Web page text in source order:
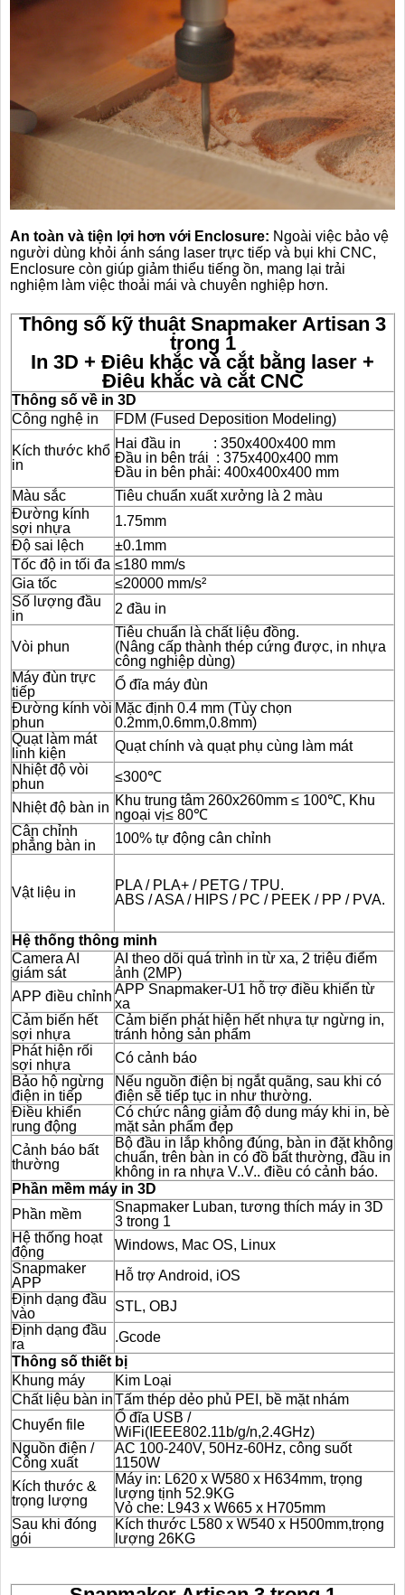
An toàn và tiện lợi hơn với Enclosure: Ngoài việc bảo vệ
người dùng khỏi ánh sáng laser trực tiếp và bụi khi CNC,
Enclosure còn giúp giảm thiểu tiếng ồn, mang lại trải
nghiệm làm việc thoải mái và chuyên nghiệp hơn.
Thông số kỹ thuật Snapmaker Artisan 3
trong 1
In 3D + Điêu khắc và cắt bằng laser +
Điêu khắc và cắt CNC
Thông số về in 3D
Công nghệ in
FDM (Fused Deposition Modeling)
Kích thước khổ
in
Hai đầu in : 350x400x400 mm
Đầu in bên trái : 375x400x400 mm
Đầu in bên phải: 400x400x400 mm
Màu sắc
Tiêu chuẩn xuất xưởng là 2 màu
Đường kính
sợi nhựa
1.75mm
Độ sai lệch
±0.1mm
Tốc độ in tối đa ≤180 mm/s
Gia tốc
≤20000 mm/s²
Số lượng đầu
in
2 đầu in
Vòi phun
Tiêu chuẩn là chất liệu đồng.
(Nâng cấp thành thép cứng được, in nhựa
công nghiệp dùng)
Máy đùn trực
tiếp
Ổ đĩa máy đùn
Đường kính vòi
phun
Mặc định 0.4 mm (Tùy chọn
0.2mm,0.6mm,0.8mm)
Quạt làm mát
linh kiện
Quạt chính và quạt phụ cùng làm mát
Nhiệt độ vòi
phun
≤300℃
Nhiệt độ bàn in Khu trung tâm 260x260mm ≤ 100℃, Khu
ngoại vị≤ 80℃
Cân chỉnh
phẳng bàn in
100% tự động cân chỉnh
Vật liệu in
PLA / PLA+ / PETG / TPU.
ABS / ASA / HIPS / PC / PEEK / PP / PVA.
Hệ thống thông minh
Camera AI
giám sát
AI theo dõi quá trình in từ xa, 2 triệu điểm
ảnh (2MP)
APP điều chỉnh APP Snapmaker-U1 hỗ trợ điều khiển từ
xa
Cảm biến hết
sợi nhựa
Cảm biến phát hiện hết nhựa tự ngừng in,
tránh hỏng sản phẩm
Phát hiện rối
sợi nhựa
Có cảnh báo
Bảo hộ ngừng
điện in tiếp
Nếu nguồn điện bị ngắt quãng, sau khi có
điện sẽ tiếp tục in như thường.
Điều khiển
rung động
Có chức nâng giảm độ dung máy khi in, bè
mặt sản phẩm đẹp
Cảnh báo bất
thường
Bộ đầu in lắp không đúng, bàn in đặt không
chuẩn, trên bàn in có đồ bất thường, đầu in
không in ra nhựa V..V.. điều có cảnh báo.
Phần mềm máy in 3D
Phần mềm
Snapmaker Luban, tương thích máy in 3D
3 trong 1
Hệ thống hoạt
động
Windows, Mac OS, Linux
Snapmaker
APP
Hỗ trợ Android, iOS
Định dạng đầu
vào
STL, OBJ
Định dạng đầu
ra
.Gcode
Thông số thiết bị
Khung máy
Kim Loại
Chất liệu bàn inTấm thép dẻo phủ PEI, bề mặt nhám
Chuyển file
Ổ đĩa USB /
WiFi(IEEE802.11b/g/n,2.4GHz)
Nguồn điện /
Công xuất
AC 100-240V, 50Hz-60Hz, công suốt
1150W
Kích thước &
trọng lượng
Máy in: L620 x W580 x H634mm, trọng
lượng tịnh 52.9KG
Vỏ che: L943 x W665 x H705mm
Sau khi đóng
gói
Kích thước L580 x W540 x H500mm,trọng
lượng 26KG